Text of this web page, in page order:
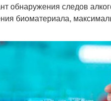
обнаружения следов
биоматериала,